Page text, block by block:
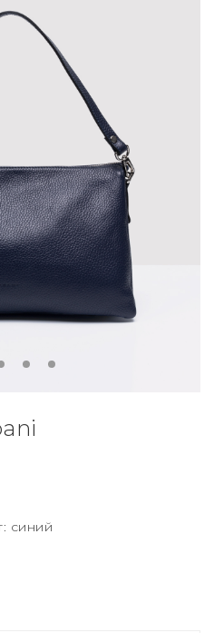
синий